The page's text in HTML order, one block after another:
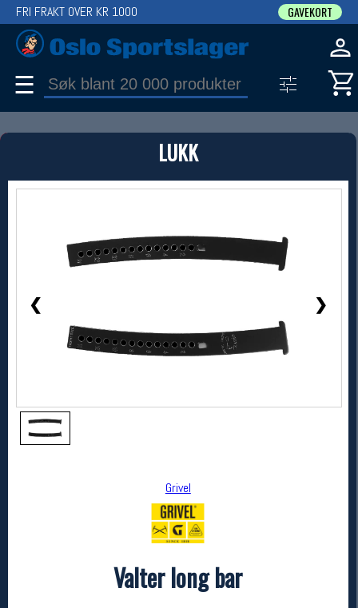
LUKK
❮ ❯
Grivel
Valter long bar
FRI FRAKT OVER KR 1000 GAVEKORT
☰
PRODUKT
Produkter (1)
Bruk filter til å spisse søket
Grivel
Valter long bar